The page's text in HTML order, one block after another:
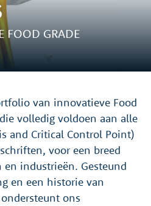
FOOD GRADE
van innovatieve Food
volledig voldoen aan alle
and Critical Control Point)
voor een breed
en industrieën. Gesteund
en een historie van
ons